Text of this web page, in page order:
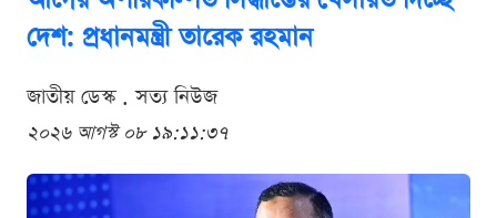
দেশ: প্রধানমন্ত্রী তারেক রহমান
জাতীয় ডেস্ক . সত্য নিউজ
২০২৬ আগস্ট ০৮ ১৯:১১:৩৭